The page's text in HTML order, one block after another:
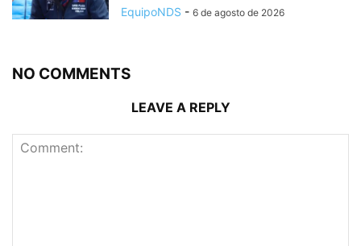
EquipoNDS - 6 de agosto de 2026
NO COMMENTS
LEAVE A REPLY